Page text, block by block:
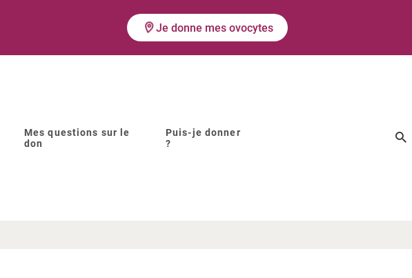
Je donne mes ovocytes
Mes questions sur le
don
Puis-je donner
?